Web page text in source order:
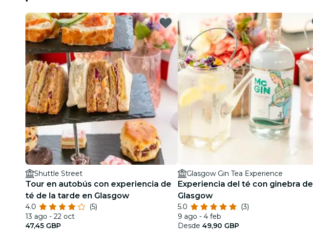
Shuttle Street
Tour en autobús con experiencia de
té de la tarde en Glasgow
4.0
(5)
13 ago - 22 oct
47,45 GBP
Glasgow Gin Tea Experience
Experiencia del té con ginebra de
Glasgow
5.0
(3)
9 ago - 4 feb
Desde 49,90 GBP